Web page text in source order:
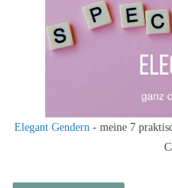
Elegant Gendern - meine 7